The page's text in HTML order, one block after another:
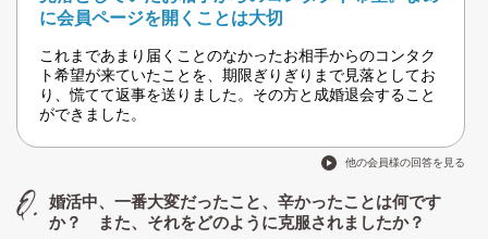
に会員ページを開くことは大切
これまであまり届くことのなかったお相手からのコンタク
ト希望が来ていたことを、期限ぎりぎりまで見落としてお
り、慌てて返事を送りました。その方と成婚退会すること
ができました。
他の会員様の回答を見る
婚活中、一番大変だったこと、辛かったことは何です
か？ また、それをどのように克服されましたか？